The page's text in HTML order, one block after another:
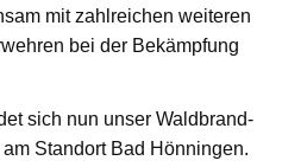
mit zahlreichen weiteren
bei der Bekämpfung
sich nun unser Waldbrand-
Standort Bad Hönningen.